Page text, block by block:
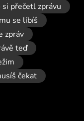
přečetl zprávu
se líbíš
zpráv
teď
čekat